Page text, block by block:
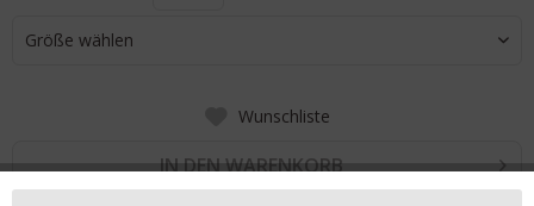
Größe wählen
Wunschliste
IN DEN WARENKORB